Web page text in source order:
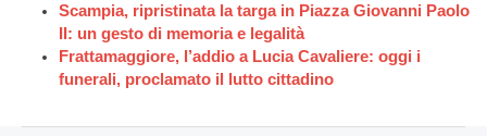
Scampia, ripristinata la targa in Piazza Giovanni Paolo
II: un gesto di memoria e legalità
Frattamaggiore, l’addio a Lucia Cavaliere: oggi i
funerali, proclamato il lutto cittadino